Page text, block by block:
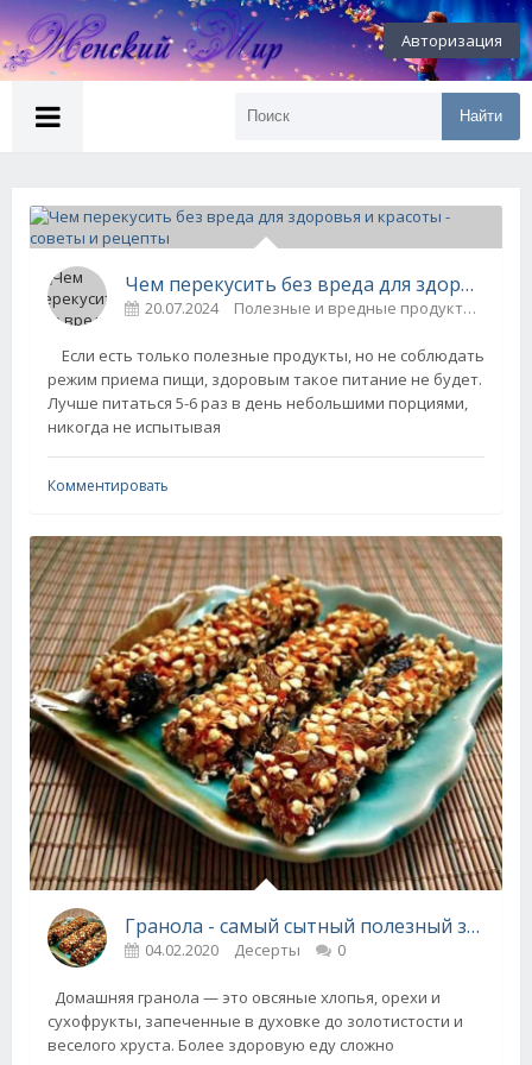
Авторизация
Найти
Чем перекусить без вреда для здоровья и красоты - советы и рецепты
20.07.2024 Полезные и вредные продукты
Если есть только полезные продукты, но не соблюдать
режим приема пищи, здоровым такое питание не будет.
Лучше питаться 5-6 раз в день небольшими порциями,
никогда не испытывая
Комментировать
Гранола - самый сытный полезный завтрак и перекус
04.02.2020 Десерты 0
Домашняя гранола — это овсяные хлопья, орехи и
сухофрукты, запеченные в духовке до золотистости и
веселого хруста. Более здоровую еду сложно